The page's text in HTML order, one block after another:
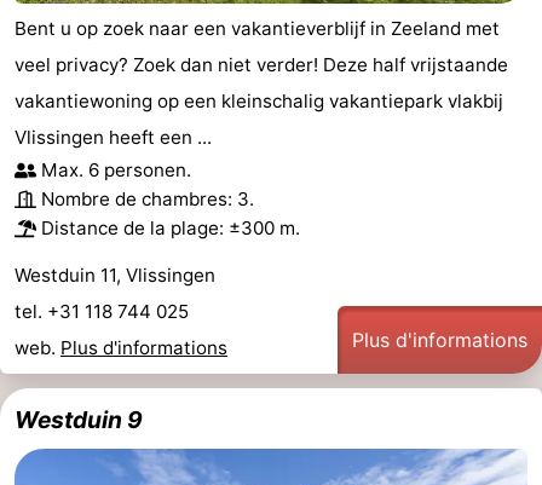
Bent u op zoek naar een vakantieverblijf in Zeeland met
veel privacy? Zoek dan niet verder! Deze half vrijstaande
vakantiewoning op een kleinschalig vakantiepark vlakbij
Vlissingen heeft een ...
Max. 6 personen.
Nombre de chambres: 3.
Distance de la plage: ±300 m.
Westduin 11, Vlissingen
tel. +31 118 744 025
web. Plus d'informations Plus d'informations
Westduin 9